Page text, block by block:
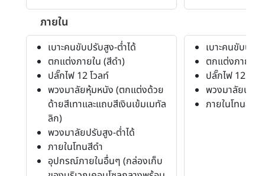
ภายใน
เบาะคนขับปรับสูง-ต่ำได้
ตกแต่งภายใน (สีดำ)
ปลั๊กไฟ 12 โวลท์
พวงมาลัยหุ้มหนัง (ตกแต่งด้วย
ด้ายสีเทาและแถบสีเงินเข้มเมทัล
ลิก)
พวงมาลัยปรับสูง-ต่ำได้
ภายในโทนสีดำ
อุปกรณ์ภายในอื่นๆ (กล่องเก็บ
เบาะคนขับปรับ
ตกแต่งภายใน
ปลั๊กไฟ 12 โวล
พวงมาลัยปรับ
ภายในโทนสีดำ